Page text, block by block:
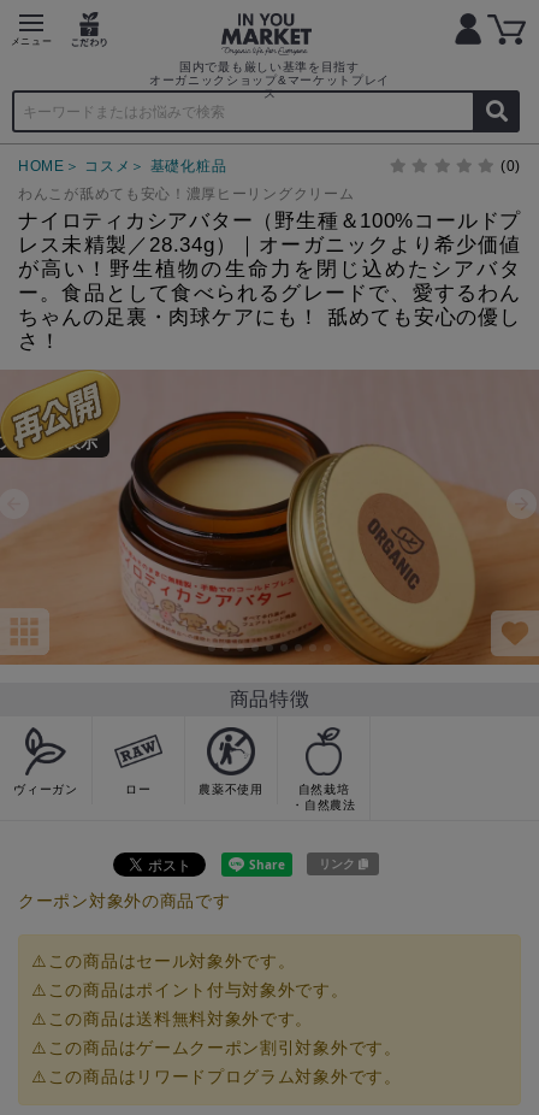
国内で最も厳しい基準を目指す
オーガニックショップ&マーケットプレイ
ス
HOME コスメ 基礎化粧品
(0)
わんこが舐めても安心！濃厚ヒーリングクリーム
ナイロティカシアバター（野生種＆100%コールドプ
レス未精製／28.34g）｜オーガニックより希少価値
が高い！野生植物の生命力を閉じ込めたシアバタ
ー。食品として食べられるグレードで、愛するわん
ちゃんの足裏・肉球ケアにも！ 舐めても安心の優し
さ！
で詳細表示
商品特徴
ヴィーガン ロー 農薬不使用
自然栽培
・自然農法
リンク
クーポン対象外の商品です
⚠️この商品はセール対象外です。
⚠️この商品はポイント付与対象外です。
⚠️この商品は送料無料対象外です。
⚠️この商品はゲームクーポン割引対象外です。
⚠️この商品はリワードプログラム対象外です。